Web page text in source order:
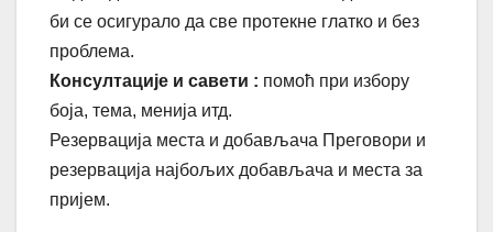
би се осигурало да све протекне глатко и без
проблема.
Консултације и савети : помоћ при избору
боја, тема, менија итд.
Резервација места и добављача Преговори и
резервација најбољих добављача и места за
пријем.